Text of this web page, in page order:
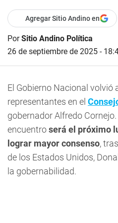
Agregar Sitio Andino en
PorSitio Andino Política
26 de septiembre de 2025 -
El Gobierno Nacional volvió
representantes en el
gobernador Alfredo Cornejo.
encuentroserá el próximo
lograr mayor consenso,
de los Estados Unidos,
la gobernabilidad.